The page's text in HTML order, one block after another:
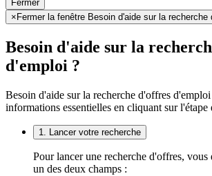
Fermer
× Fermer la fenêtre Besoin d'aide sur la recherche
Besoin d'aide sur la
d'emploi ?
Besoin d'aide sur la recherche d'offres d'emploi
informations essentielles en cliquant sur l'étape
1. Lancer votre recherche
Pour lancer une recherche d'offres, vous
un des deux champs :